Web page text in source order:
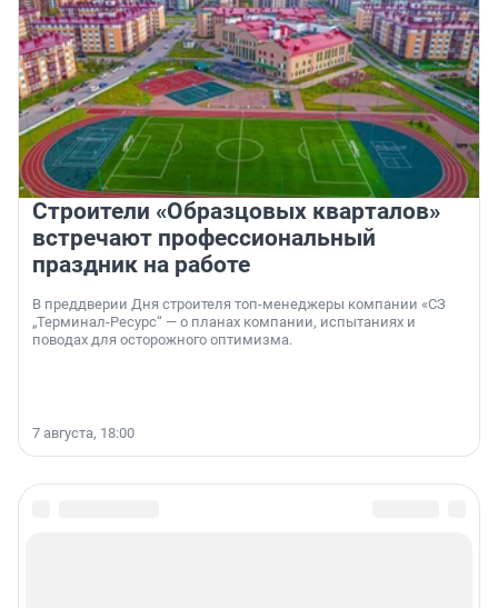
Строители «Образцовых кварталов»
встречают профессиональный
праздник на работе
В преддверии Дня строителя топ-менеджеры компании «СЗ
„Терминал-Ресурс“ — о планах компании, испытаниях и
поводах для осторожного оптимизма.
7 августа, 18:00